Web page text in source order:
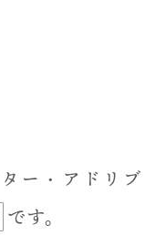
ー・アドリブ
です。